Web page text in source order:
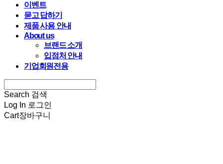
이벤트
묻고 답하기
제품 사용 안내
About us
브랜드 소개
입점처 안내
기업회원전용
Search 검색
Log In 로그인
Cart장바구니